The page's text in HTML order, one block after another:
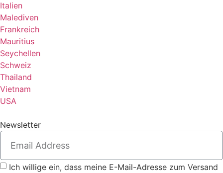
Italien
Malediven
Frankreich
Mauritius
Seychellen
Schweiz
Thailand
Vietnam
USA
Newsletter
Ich willige ein, dass meine E-Mail-Adresse zum Versand